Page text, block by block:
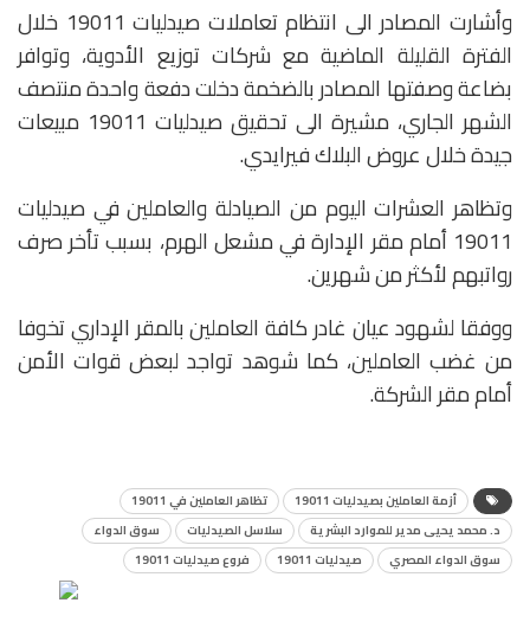
وأشارت المصادر الى انتظام تعاملات صيدليات 19011 خلال
الفترة القليلة الماضية مع شركات توزيع الأدوية، وتوافر
بضاعة وصفتها المصادر بالضخمة دخلت دفعة واحدة منتصف
الشهر الجاري، مشيرة الى تحقيق صيدليات 19011 مبيعات
جيدة خلال عروض البلاك فيرايدي.
وتظاهر العشرات اليوم من الصيادلة والعاملين في صيدليات
19011 أمام مقر الإدارة في مشعل الهرم، بسبب تأخر صرف
رواتبهم لأكثر من شهرين.
ووفقا لشهود عيان غادر كافة العاملين بالمقر الإداري تخوفا
من غضب العاملين، كما شوهد تواجد لبعض قوات الأمن
أمام مقر الشركة.
أزمة العاملين بصيدليات 19011
تظاهر العاملين في 19011
د. محمد يحيى مدير للموارد البشرية
سلاسل الصيدليات
سوق الدواء
سوق الدواء المصري
صيدليات 19011 فروع صيدليات 19011